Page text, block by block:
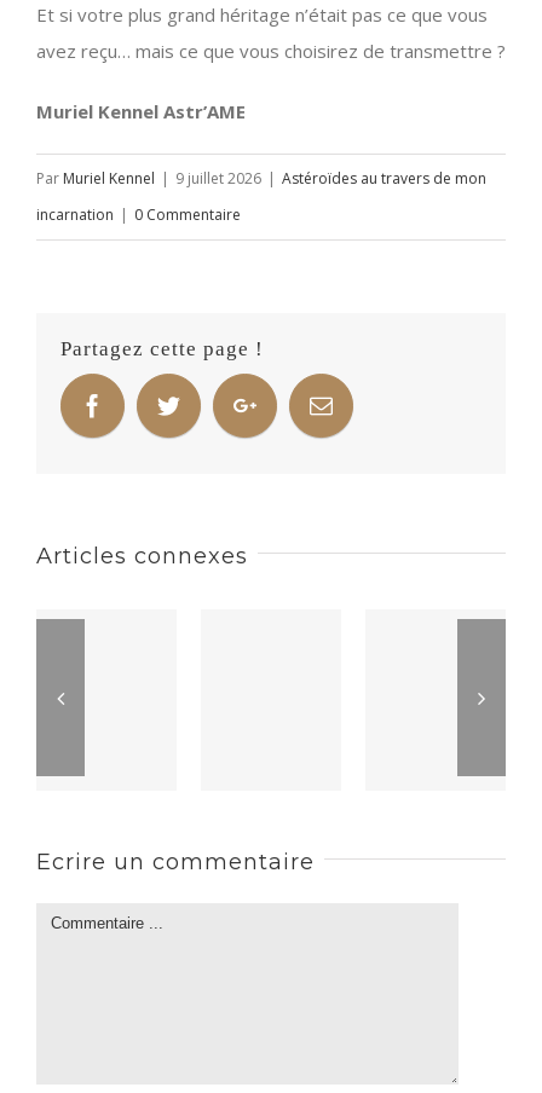
Et si votre plus grand héritage n’était pas ce que vous
avez reçu… mais ce que vous choisirez de transmettre ?
Muriel Kennel Astr’AME
Par Muriel Kennel | 9 juillet 2026 | Astéroïdes au travers de mon
incarnation | 0 Commentaire
Partagez cette page !
Articles connexes
Ecrire un commentaire